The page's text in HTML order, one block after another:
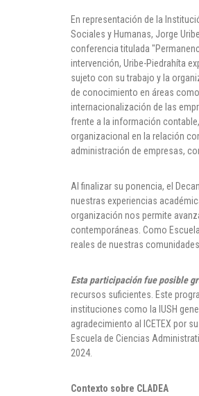
En representación de la
Sociales y Humanas, Jorge
conferencia titulada
intervención, Uribe-Piedrahíta
sujeto con su trabajo y la
de conocimiento en áreas
internacionalización de las
frente a la información
organizacional en la relación
administración de empresas,
Al finalizar su ponencia, el
nuestras experiencias
organización nos permite
contemporáneas. Como
reales de nuestras
Esta participación fue posible
recursos suficientes. Este
instituciones como la IUSH
agradecimiento al ICETEX por
Escuela de Ciencias
2024.
Contexto sobre CLADEA